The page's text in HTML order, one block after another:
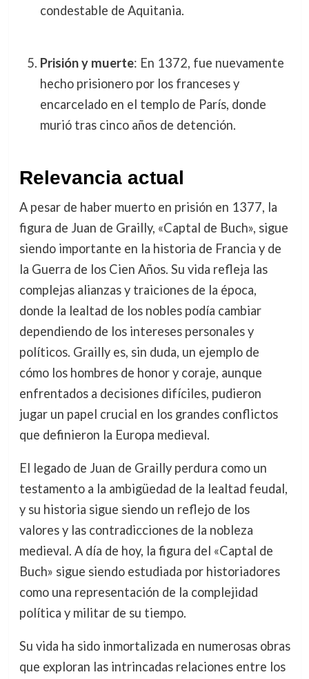
condestable de Aquitania.
Prisión y muerte: En 1372, fue nuevamente
hecho prisionero por los franceses y
encarcelado en el templo de París, donde
murió tras cinco años de detención.
Relevancia actual
A pesar de haber muerto en prisión en 1377, la
figura de Juan de Grailly, «Captal de Buch», sigue
siendo importante en la historia de Francia y de
la Guerra de los Cien Años. Su vida refleja las
complejas alianzas y traiciones de la época,
donde la lealtad de los nobles podía cambiar
dependiendo de los intereses personales y
políticos. Grailly es, sin duda, un ejemplo de
cómo los hombres de honor y coraje, aunque
enfrentados a decisiones difíciles, pudieron
jugar un papel crucial en los grandes conflictos
que definieron la Europa medieval.
El legado de Juan de Grailly perdura como un
testamento a la ambigüedad de la lealtad feudal,
y su historia sigue siendo un reflejo de los
valores y las contradicciones de la nobleza
medieval. A día de hoy, la figura del «Captal de
Buch» sigue siendo estudiada por historiadores
como una representación de la complejidad
política y militar de su tiempo.
Su vida ha sido inmortalizada en numerosas obras
que exploran las intrincadas relaciones entre los